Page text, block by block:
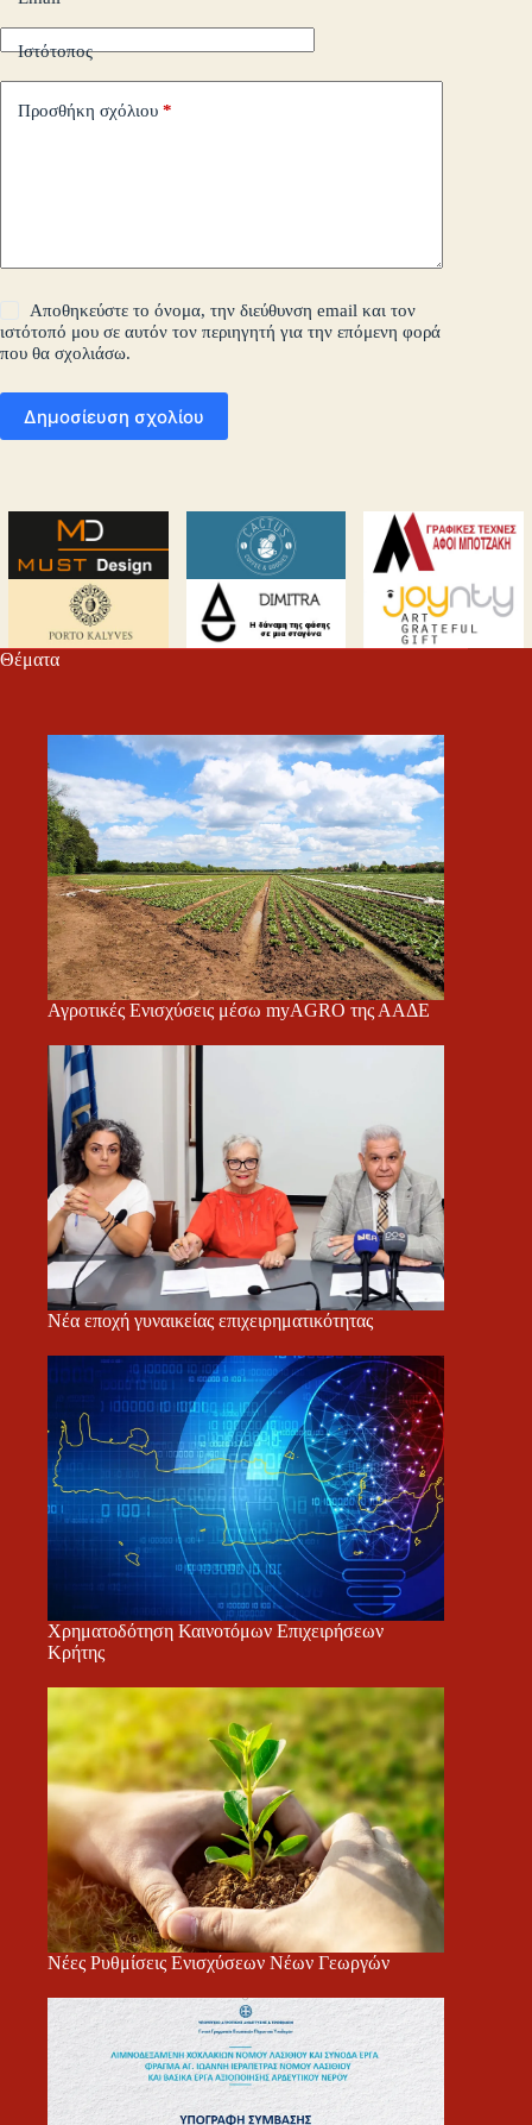
Ιστότοπος
Προσθήκη σχόλιου *
Αποθηκεύστε το όνομα, την διεύθυνση email και τον
ιστότοπό μου σε αυτόν τον περιηγητή για την επόμενη φορά
που θα σχολιάσω.
Δημοσίευση σχολίου
Θέματα
Αγροτικές Ενισχύσεις μέσω myAGRO της ΑΑΔΕ
Νέα εποχή γυναικείας επιχειρηματικότητας
Χρηματοδότηση Καινοτόμων Επιχειρήσεων
Κρήτης
Νέες Ρυθμίσεις Ενισχύσεων Νέων Γεωργών